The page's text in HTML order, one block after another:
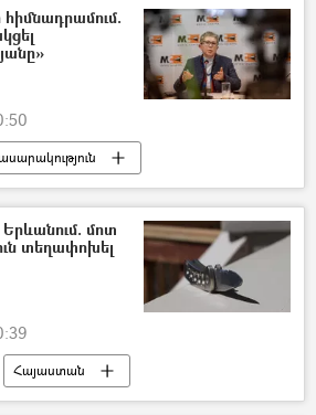
հիվանդանոց
գողություն
Սորոսի հիմնադրամ
հեղափոխություն»
ընդդիմություն
մոտ
տեղափոխել
Հայաստան